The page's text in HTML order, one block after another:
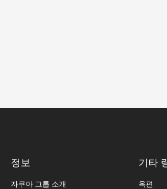
정보
자쿠아 그룹 소개
기타
옥편